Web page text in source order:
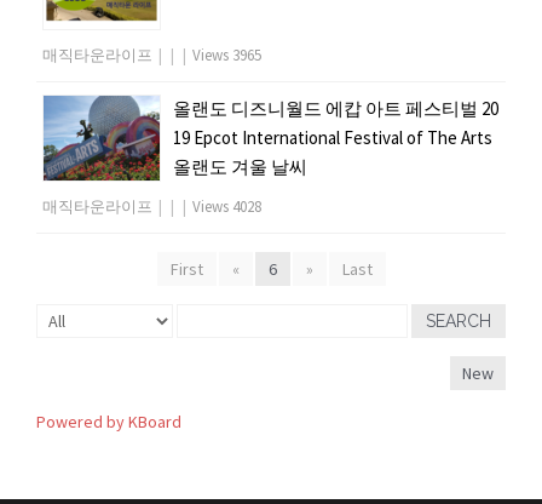
매직타운라이프 | | | Views 3965
올랜도 디즈니월드 에캅 아트 페스티벌 20
19 Epcot International Festival of The Arts
올랜도 겨울 날씨
매직타운라이프 | | | Views 4028
First « 6 » Last
SEARCH
New
Powered by KBoard